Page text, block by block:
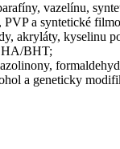
vazelínu,
a syntetické
akryláty, kyselinu
BHT;
a geneticky